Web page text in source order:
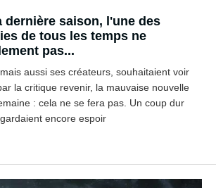
dernière saison, l'une des
de tous les temps ne
pas...
aussi ses créateurs, souhaitaient voir
la critique revenir, la mauvaise nouvelle
: cela ne se fera pas. Un coup dur
encore espoir